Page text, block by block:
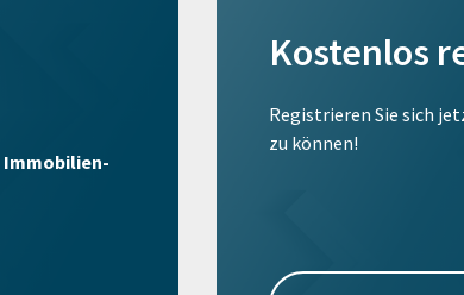
Immobilien-
Kostenlos
Registrieren Sie sich
zu können!